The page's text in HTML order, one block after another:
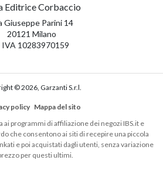
Editrice Corbaccio
Giuseppe Parini 14
20121 Milano
IVA 10283970159
© 2026, Garzanti S.r.l.
policy Mappa del sito
ai programmi di affiliazione dei negozi IBS.it e
che consentono ai siti di recepire una piccola
e poi acquistati dagli utenti, senza variazione
per questi ultimi.